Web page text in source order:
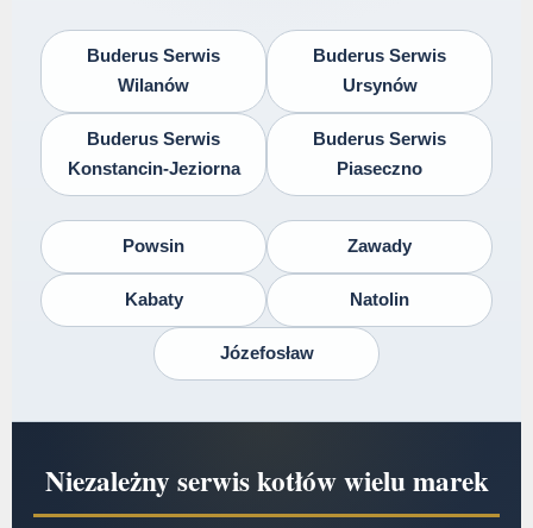
Buderus Serwis
Wilanów
Buderus Serwis
Ursynów
Buderus Serwis
Konstancin-Jeziorna
Buderus Serwis
Piaseczno
Powsin Zawady
Kabaty Natolin
Józefosław
Niezależny serwis kotłów wielu marek